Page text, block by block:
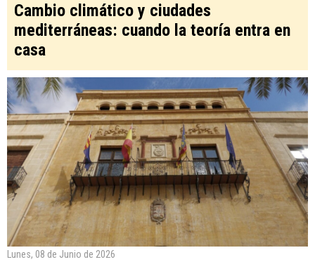
Cambio climático y ciudades
mediterráneas: cuando la teoría entra en
casa
Lunes, 08 de Junio de 2026